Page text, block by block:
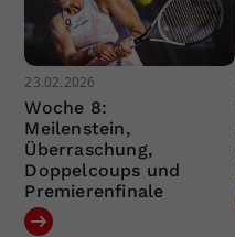
23.02.2026
Woche 8:
Meilenstein,
Überraschung,
Doppelcoups und
Premierenfinale